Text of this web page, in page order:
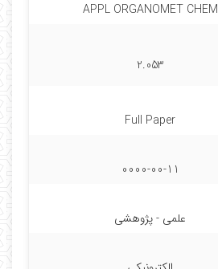
APPL ORGANOMET CHEM
2.053
Full Paper
0000-00-11
علمی - پژوهشی